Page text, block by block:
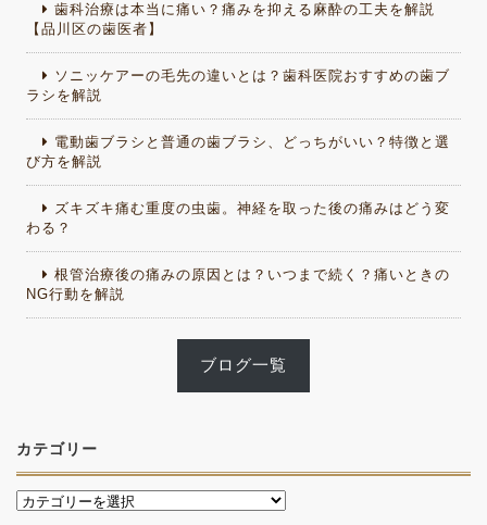
歯科治療は本当に痛い？痛みを抑える麻酔の工夫を解説
【品川区の歯医者】
ソニッケアーの毛先の違いとは？歯科医院おすすめの歯ブ
ラシを解説
電動歯ブラシと普通の歯ブラシ、どっちがいい？特徴と選
び方を解説
ズキズキ痛む重度の虫歯。神経を取った後の痛みはどう変
わる？
根管治療後の痛みの原因とは？いつまで続く？痛いときの
NG行動を解説
ブログ一覧
カテゴリー